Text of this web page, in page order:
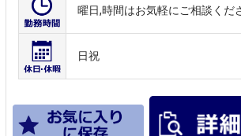
曜日,時間はお気軽にご相談くだ
日祝